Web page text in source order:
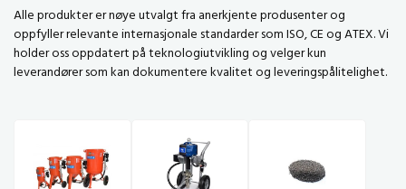
Alle produkter er nøye utvalgt fra anerkjente produsenter og
oppfyller relevante internasjonale standarder som ISO, CE og ATEX. Vi
holder oss oppdatert på teknologiutvikling og velger kun
leverandører som kan dokumentere kvalitet og leveringspålitelighet.